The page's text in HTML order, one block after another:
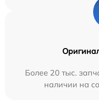
Более 20 тыс.
наличии на